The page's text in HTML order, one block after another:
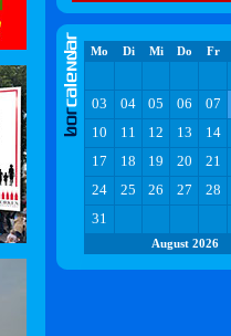
Mo Di Mi Do Fr
03
04 05 06 07
10
11 12 13 14
17
18 19 20 21
24
25 26 27 28
31
August 2026